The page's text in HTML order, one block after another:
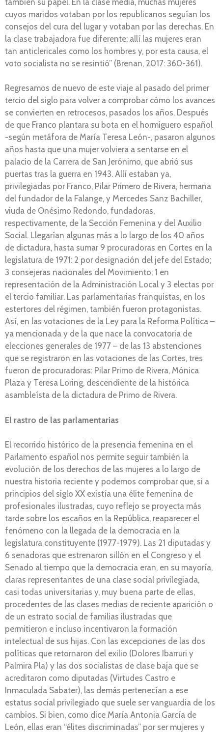
cuyos maridos votaban por los republicanos seguían los
consejos del cura del lugar y votaban por las derechas. En
la clase trabajadora fue diferente: allí las mujeres eran
tan anticlericales como los hombres y, por esta causa, el
voto socialista no se resintió” (Brenan, 2017: 360-361).
Regresamos de nuevo de este viaje al pasado del primer
tercio del siglo para volver a comprobar cómo los avances
se convierten en retrocesos, pasados los años. Después
de que Franco plantara su bota en el hormiguero español
-según metáfora de María Teresa León-, pasaron algunos
años hasta que una mujer volviera a sentarse en el
palacio de la Carrera de San Jerónimo, que abrió sus
puertas tras la guerra en 1943. Allí estaban ya,
privilegiadas por Franco, Pilar Primero de Rivera, hermana
del fundador de la Falange, y Mercedes Sanz Bachiller,
viuda de Onésimo Redondo, fundadoras,
respectivamente, de la Sección Femenina y del Auxilio
Social. Llegarían algunas más a lo largo de los 40 años
de dictadura, hasta sumar 9 procuradoras en Cortes en la
legislatura de 1971: 2 por designación del jefe del Estado;
3 consejeras nacionales del Movimiento; 1 en
representación de la Administración Local y 3 electas por
el tercio familiar. Las parlamentarias franquistas, en los
estertores del régimen, también fueron protagonistas.
Así, en las votaciones de la Ley para la Reforma Política –
ya mencionada y de la que nace la convocatoria de
elecciones generales de 1977 – de las 13 abstenciones
que se registraron en las votaciones de las Cortes, tres
fueron de procuradoras: Pilar Primo de Rivera, Mónica
Plaza y Teresa Loring, descendiente de la histórica
asambleísta de la dictadura de Primo de Rivera.
El rastro de las parlamentarias
El recorrido histórico de la presencia femenina en el
Parlamento español nos permite seguir también la
evolución de los derechos de las mujeres a lo largo de
nuestra historia reciente y podemos comprobar que, si a
principios del siglo XX existía una élite femenina de
profesionales ilustradas, cuyo reflejo se proyecta más
tarde sobre los escaños en la República, reaparecer el
fenómeno con la llegada de la democracia en la
legislatura constituyente (1977-1979). Las 21 diputadas y
6 senadoras que estrenaron sillón en el Congreso y el
Senado al tiempo que la democracia eran, en su mayoría,
claras representantes de una clase social privilegiada,
casi todas universitarias y, muy buena parte de ellas,
procedentes de las clases medias de reciente aparición o
de un estrato social de familias ilustradas que
permitieron e incluso incentivaron la formación
intelectual de sus hijas. Con las excepciones de las dos
políticas que retornaron del exilio (Dolores Ibarruri y
Palmira Pla) y las dos socialistas de clase baja que se
acreditaron como diputadas (Virtudes Castro e
Inmaculada Sabater), las demás pertenecían a ese
estatus social privilegiado que suele ser vanguardia de los
cambios. Si bien, como dice María Antonia García de
León, ellas eran “élites discriminadas” por ser mujeres y